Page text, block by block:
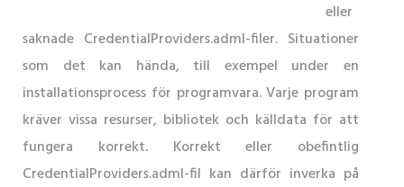
eller
saknade CredentialProviders.adml-filer. Situationer
som det kan hända, till exempel under en
installationsprocess för programvara. Varje program
kräver vissa resurser, bibliotek och källdata för att
fungera korrekt. Korrekt eller obefintlig
CredentialProviders.adml-fil kan därför inverka på